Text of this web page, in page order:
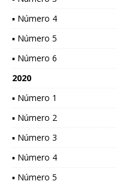
▪ Número 4
▪ Número 5
▪ Número 6
2020
▪ Número 1
▪ Número 2
▪ Número 3
▪ Número 4
▪ Número 5